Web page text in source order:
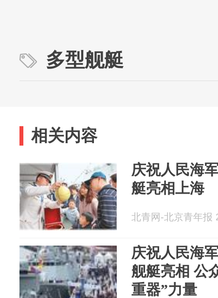
多型舰艇
相关内容
庆祝人民海
艇亮相上海
北青网-北京青年报
庆祝人民海
舰艇亮相 公
重器”力量